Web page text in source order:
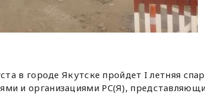
в городе Якутске пройдет I летняя
и организациями РC(Я),